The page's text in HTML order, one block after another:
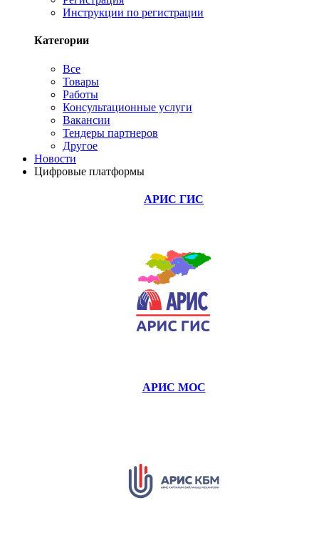
Инструкции по регистрации
Категории
Все
Товары
Работы
Консультационные услуги
Вакансии
Тендеры партнеров
Другое
Новости
Цифровые платформы
АРИС ГИС
АРИС МОС